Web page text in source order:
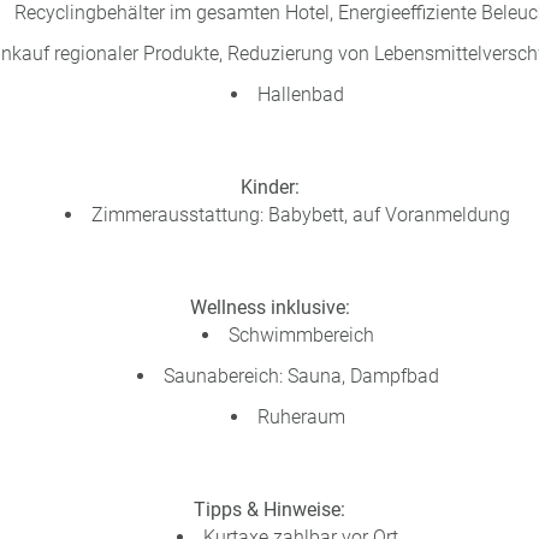
Recyclingbehälter im gesamten Hotel, Energieeffiziente
regionaler Produkte, Reduzierung von
Hallenbad
Kinder:
Zimmerausstattung: Babybett, auf Voranmeldung
Wellness inklusive:
Schwimmbereich
Saunabereich: Sauna, Dampfbad
Ruheraum
Tipps & Hinweise: